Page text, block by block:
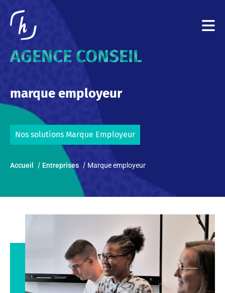
AGENCE CONSEIL
marque employeur
Nos solutions Marque Employeur
Accueil Entreprises Marque employeur